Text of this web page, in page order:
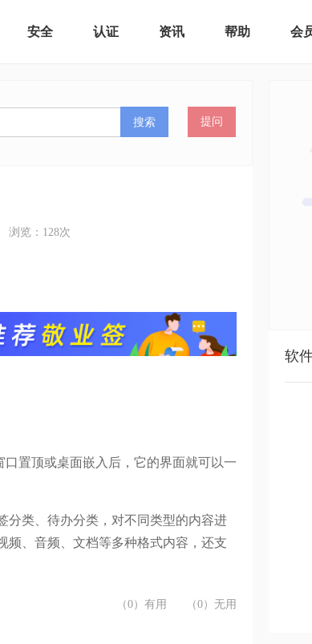
安全 认证 资讯 帮助 会
搜索 提问
浏览： 128次
置顶或桌面嵌入后，它的界面就可以一
分类、待办分类，对不同类型的内容进
频、音频、文档等多种格式内容，还支
（0）有用 （0）无用
软